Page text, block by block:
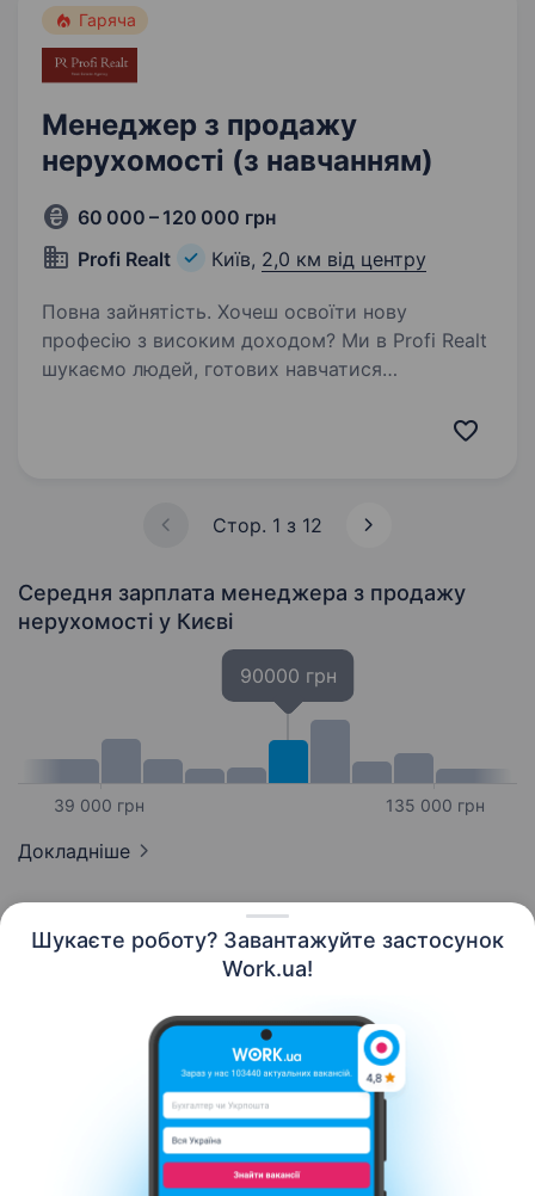
Шукаєте роботу? Завантажуйте застосунок
Work.ua!
Гаряча
Менеджер з продажу
нерухомості (з навчанням)
60 000 – 120 000 грн
Profi Realt
Київ, 2,0 км від центру
Повна зайнятість. Хочеш освоїти нову
професію з високим доходом? Ми в Profi Realt
шукаємо людей, готових навчатися
вакансія — це шанс підвищити свою якість
Стор. 1 з 12
Середня зарплата менеджера з продажу
нерухомості у Києві
39 000 грн
90000 грн
135 000 грн
Докладніше